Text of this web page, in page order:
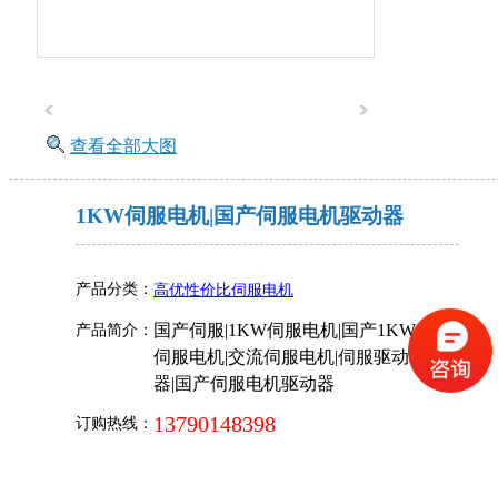
查看全部大图
1KW伺服电机|国产伺服电机驱动器
产品分类： 高优性价比伺服电机
产品简介： 国产伺服|1KW伺服电机|国产1KW
伺服电机|交流伺服电机|伺服驱动
器|国产伺服电机驱动器
订购热线： 13790148398